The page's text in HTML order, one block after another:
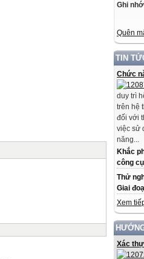
Ghi nhớ
Quên
TIN
Chức
duy trì
trên hệ
đối với
việc sử
năng...
Khắc
công
Thử
Giai
Xem
Xác